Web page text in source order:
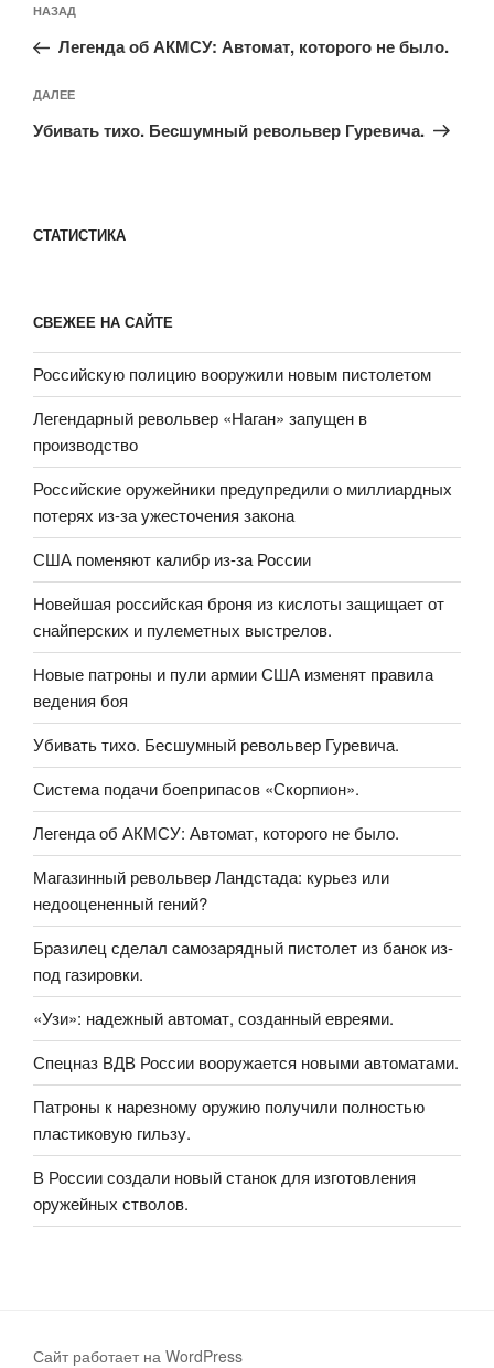
по
записям
Предыдущая
запись:
НАЗАД
Легенда об АКМСУ: Автомат, которого не было.
Следующая
запись
ДАЛЕЕ
Убивать тихо. Бесшумный револьвер Гуревича.
СТАТИСТИКА
СВЕЖЕЕ НА САЙТЕ
Российскую полицию вооружили новым пистолетом
Легендарный револьвер «Наган» запущен в
производство
Российские оружейники предупредили о миллиардных
потерях из-за ужесточения закона
США поменяют калибр из-за России
Новейшая российская броня из кислоты защищает от
снайперских и пулеметных выстрелов.
Новые патроны и пули армии США изменят правила
ведения боя
Убивать тихо. Бесшумный револьвер Гуревича.
Система подачи боеприпасов «Скорпион».
Легенда об АКМСУ: Автомат, которого не было.
Магазинный револьвер Ландстада: курьез или
недооцененный гений?
Бразилец сделал самозарядный пистолет из банок из-
под газировки.
«Узи»: надежный автомат, созданный евреями.
Спецназ ВДВ России вооружается новыми автоматами.
Патроны к нарезному оружию получили полностью
пластиковую гильзу.
В России создали новый станок для изготовления
оружейных стволов.
Сайт работает на WordPress